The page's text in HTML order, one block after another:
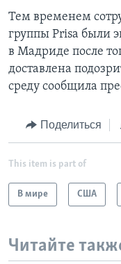
Тем временем
группы Prisa были
в Мадриде после
доставлена
среду сообщила
Поделиться
This item is part of
В мире США
Читайте